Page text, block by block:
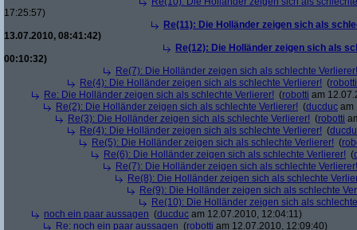
17:25:57)
Re(11): Die Holländer zeigen sich als
13.07.2010, 08:41:42)
Re(12): Die Holländer zeigen sich als
00:10:32)
Re(7): Die Holländer zeigen sich als schlechte Verlierer!
Re(4): Die Holländer zeigen sich als schlechte Verlierer! (robotti
Re: Die Holländer zeigen sich als schlechte Verlierer! (robotti am
Re(2): Die Holländer zeigen sich als schlechte Verlierer! (ducduc am
Re(3): Die Holländer zeigen sich als schlechte Verlierer! (robotti
Re(4): Die Holländer zeigen sich als schlechte Verlierer! (
Re(5): Die Holländer zeigen sich als schlechte Verlierer! (
Re(6): Die Holländer zeigen sich als schlechte Verlierer! (
Re(7): Die Holländer zeigen sich als schlechte Verlierer!
Re(8): Die Holländer zeigen sich als schlechte
Re(9): Die Holländer zeigen sich als schlechte
Re(10): Die Holländer zeigen sich als
noch ein paar aussagen (ducduc am 12.07.2010, 12:04:11)
Re: noch ein paar aussagen (robotti am 12.07.2010, 12:09:40)